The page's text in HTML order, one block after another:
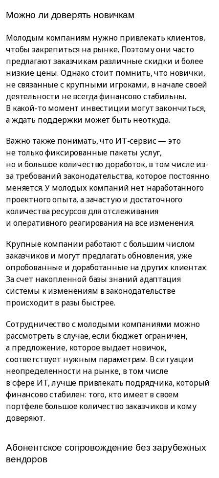
Можно ли доверять новичкам
Молодым компаниям нужно привлекать клиентов,
чтобы закрепиться на рынке. Поэтому они часто
предлагают заказчикам различные скидки и более
низкие цены. Однако стоит помнить, что новички,
не связанные с крупными игроками, в начале своей
деятельности не всегда финансово стабильны.
В какой-то момент инвестиции могут закончиться,
а ждать поддержки может быть неоткуда.
Важно также понимать, что ИТ-сервис — это
не только фиксированные пакеты услуг,
но и большое количество доработок, в том числе из-
за требований законодательства, которое постоянно
меняется. У молодых компаний нет наработанного
проектного опыта, а зачастую и достаточного
количества ресурсов для отслеживания
и оперативного реагирования на все изменения.
Крупные компании работают с большим числом
заказчиков и могут предлагать обновления, уже
опробованные и доработанные на других клиентах.
За счет накопленной базы знаний адаптация
системы к изменениям в законодательстве
происходит в разы быстрее.
Сотрудничество с молодыми компаниями можно
рассмотреть в случае, если бюджет ограничен,
а предложение, которое выдает новичок,
соответствует нужным параметрам. В ситуации
неопределенности на рынке, в том числе
в сфере ИТ, лучше привлекать подрядчика, который
финансово стабилен: того, кто имеет в своем
портфеле большое количество заказчиков и кому
доверяют.
Абонентское сопровождение без зарубежных
вендоров